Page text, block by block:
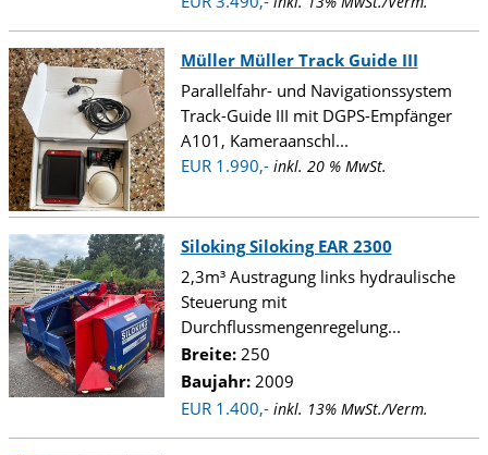
Müller Müller Track Guide III
Parallelfahr- und Navigationssystem
Track-Guide III mit DGPS-Empfänger
A101, Kameraanschl...
EUR 1.990,- inkl. 20 % MwSt.
Siloking Siloking EAR 2300
2,3m³ Austragung links hydraulische
Steuerung mit
Durchflussmengenregelung...
Breite:250
Baujahr:2009
EUR 1.400,- inkl. 13% MwSt./Verm.